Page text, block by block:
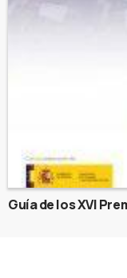
Guía de los XVI